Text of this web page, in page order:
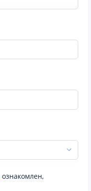
ознакомлен,